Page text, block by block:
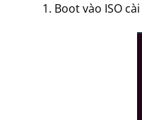
1. Boot vào ISO